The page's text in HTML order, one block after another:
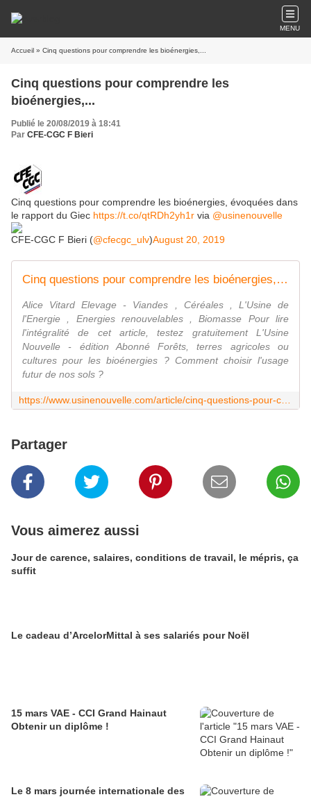
MENU
Accueil » Cinq questions pour comprendre les bioénergies,...
Cinq questions pour comprendre les
bioénergies,...
Publié le 20/08/2019 à 18:41
Par CFE-CGC F Bieri
Cinq questions pour comprendre les bioénergies, évoquées dans
le rapport du Giec https://t.co/qtRDh2yh1r via @usinenouvelle
CFE-CGC F Bieri (@cfecgc_ulv)August 20, 2019
Cinq questions pour comprendre les bioénergies, évoquées dans le rapport du Giec - L'Usine Agro
Alice Vitard Elevage - Viandes , Céréales , L'Usine de
l'Energie , Energies renouvelables , Biomasse Pour lire
l'intégralité de cet article, testez gratuitement L'Usine
Nouvelle - édition Abonné Forêts, terres agricoles ou
cultures pour les bioénergies ? Comment choisir l'usage
futur de nos sols ?
Partager
Vous aimerez aussi
Jour de carence, salaires, conditions de travail, le mépris, ça
suffit
Le cadeau d’ArcelorMittal à ses salariés pour Noël
15 mars VAE - CCI Grand Hainaut
Obtenir un diplôme !
Le 8 mars journée internationale des